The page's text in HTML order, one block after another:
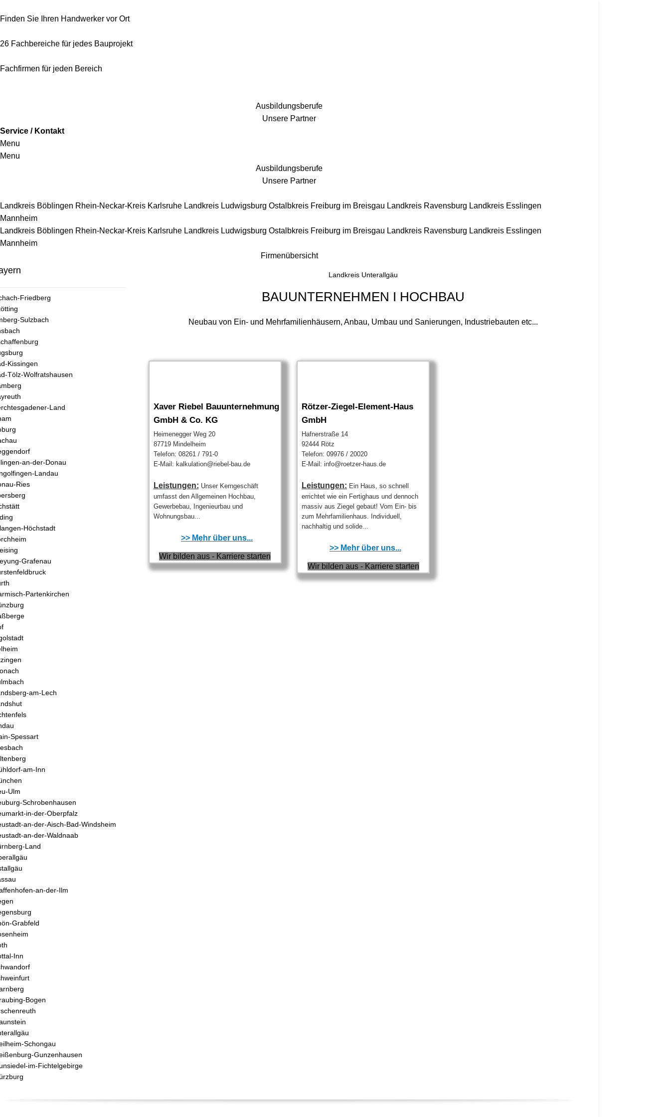
Finden Sie Ihren Handwerker vor Ort
26 Fachbereiche für jedes Bauprojekt
Fachfirmen für jeden Bereich
Ausbildungsberufe
Unsere Partner
Service / Kontakt
Menu
Menu
Ausbildungsberufe
Unsere Partner
Landkreis Böblingen Rhein-Neckar-Kreis Karlsruhe Landkreis Ludwigsburg Ostalbkreis Freiburg im Breisgau Landkreis Ravensburg Landkreis Esslingen
Mannheim
Landkreis Böblingen Rhein-Neckar-Kreis Karlsruhe Landkreis Ludwigsburg Ostalbkreis Freiburg im Breisgau Landkreis Ravensburg Landkreis Esslingen
Mannheim
Firmenübersicht
Friedberg
Sulzbach
Kissingen
Tölz-Wolfratshausen
Land
an-der-Donau
Landau
Ries
Höchstadt
Grafenau
Partenkirchen
am-Lech
Spessart
am-Inn
Ulm
Schrobenhausen
in-der-Oberpfalz
an-der-Aisch-Bad-Windsheim
an-der-Waldnaab
Land
an-der-Ilm
Grabfeld
Inn
Bogen
Schongau
Gunzenhausen
im-Fichtelgebirge
Landkreis Unterallgäu
BAUUNTERNEHMEN I HOCHBAU
Neubau von Ein- und Mehrfamilienhäusern, Anbau, Umbau und Sanierungen, Industriebauten etc...
Xaver Riebel Bauunternehmung
GmbH & Co. KG
Heimenegger Weg 20
87719 Mindelheim
Telefon: 08261 / 791-0
E-Mail: kalkulation@riebel-bau.de
Leistungen: Unser Kerngeschäft
umfasst den Allgemeinen Hochbau,
Gewerbebau, Ingenieurbau und
Wohnungsbau...
>> Mehr über uns...
Wir bilden aus - Karriere starten
Rötzer-Ziegel-Element-Haus
GmbH
Hafnerstraße 14
92444 Rötz
Telefon: 09976 / 20020
E-Mail: info@roetzer-haus.de
Leistungen: Ein Haus, so schnell
errichtet wie ein Fertighaus und dennoch
massiv aus Ziegel gebaut! Vom Ein- bis
zum Mehrfamilienhaus. Individuell,
nachhaltig und solide...
>> Mehr über uns...
Wir bilden aus - Karriere starten